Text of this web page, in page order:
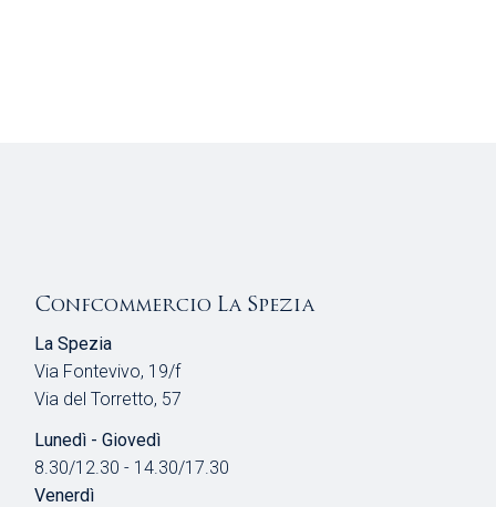
Confcommercio La Spezia
La Spezia
Via Fontevivo, 19/f
Via del Torretto, 57
Lunedì - Giovedì
8.30/12.30 - 14.30/17.30
Venerdì